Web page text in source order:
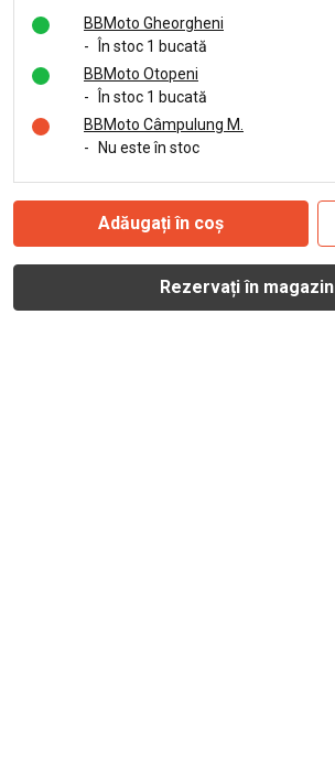
BBMoto Gheorgheni
-
În stoc 1 bucată
BBMoto Otopeni
-
În stoc 1 bucată
BBMoto Câmpulung M.
-
Nu este în stoc
Adăugați în coș
Rezervați în magazin